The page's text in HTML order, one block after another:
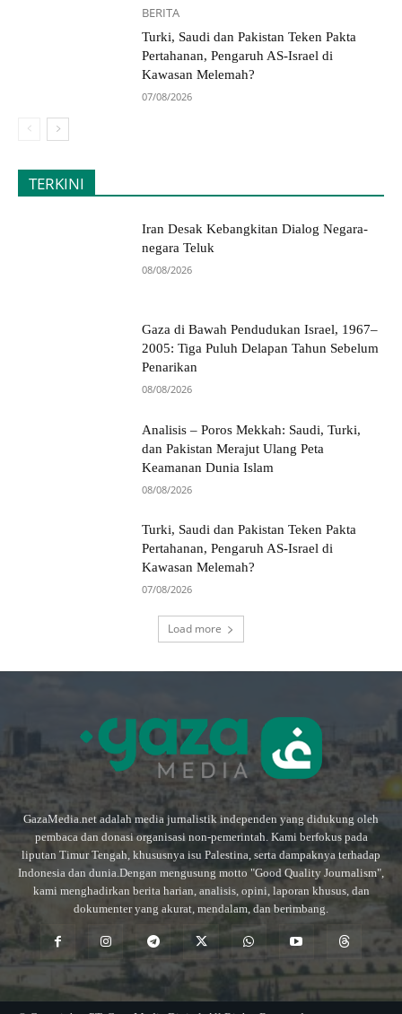
BERITA
Turki, Saudi dan Pakistan Teken Pakta
Pertahanan, Pengaruh AS-Israel di
Kawasan Melemah?
07/08/2026
TERKINI
Iran Desak Kebangkitan Dialog Negara-
negara Teluk
08/08/2026
Gaza di Bawah Pendudukan Israel, 1967–
2005: Tiga Puluh Delapan Tahun Sebelum
Penarikan
08/08/2026
Analisis – Poros Mekkah: Saudi, Turki,
dan Pakistan Merajut Ulang Peta
Keamanan Dunia Islam
08/08/2026
Turki, Saudi dan Pakistan Teken Pakta
Pertahanan, Pengaruh AS-Israel di
Kawasan Melemah?
07/08/2026
Load more
GazaMedia.net adalah media jurnalistik independen yang didukung oleh
pembaca dan donasi organisasi non-pemerintah. Kami berfokus pada
liputan Timur Tengah, khususnya isu Palestina, serta dampaknya terhadap
Indonesia dan dunia.Dengan mengusung motto "Good Quality Journalism",
kami menghadirkan berita harian, analisis, opini, laporan khusus, dan
dokumenter yang akurat, mendalam, dan berimbang.